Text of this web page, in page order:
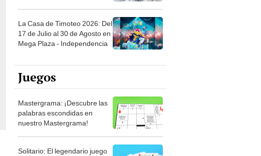
La Casa de Timoteo 2026: Del
17 de Julio al 30 de Agosto en
Mega Plaza - Independencia
Juegos
Mastergrama: ¡Descubre las
palabras escondidas en
nuestro Mastergrama!
Solitario: El legendario juego